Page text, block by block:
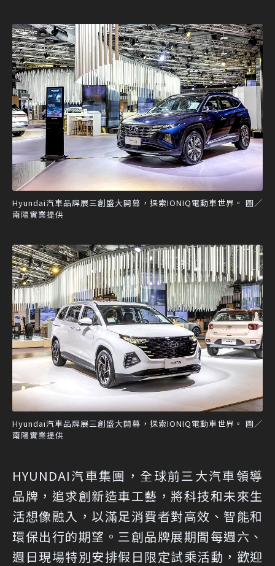
Hyundai汽車品牌展三創盛大開幕，探索IONIQ電動車世界。 圖／
南陽實業提供
Hyundai汽車品牌展三創盛大開幕，探索IONIQ電動車世界。 圖／
南陽實業提供
HYUNDAI汽車集團，全球前三大汽車領導
品牌，追求創新造車工藝，將科技和未來生
活想像融入，以滿足消費者對高效、智能和
環保出行的期望。三創品牌展期間每週六、
週日現場特別安排假日限定試乘活動，歡迎